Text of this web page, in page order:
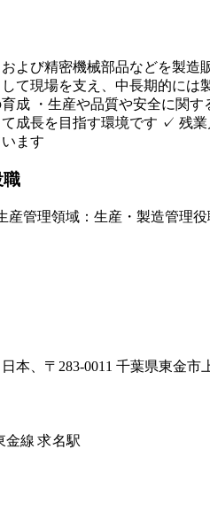
よび精密機械部品などを製造
て現場を支え、中長期的に
成 ・生産や品質や安全に関
成長を目指す環境です ✓ 残
ます
職
産管理領域 ： 生産・製造管理役
日本、〒283-0011 千葉県東金市
金線 求名駅